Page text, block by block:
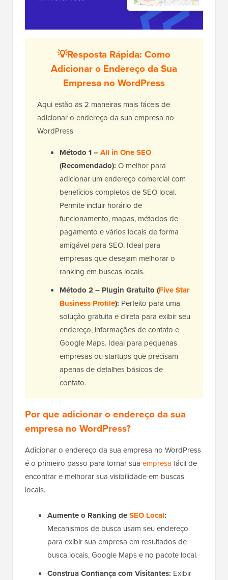
💡Resposta Rápida: Como
Adicionar o Endereço da Sua
Empresa no WordPress
Aqui estão as 2 maneiras mais fáceis de
adicionar o endereço da sua empresa no
WordPress
Método 1 –All in One SEO
(Recomendado): O melhor para
adicionar um endereço comercial com
benefícios completos de SEO local.
Permite incluir horário de
funcionamento, mapas, métodos de
pagamento e vários locais de forma
amigável para SEO. Ideal para
empresas que desejam melhorar o
ranking em buscas locais.
Método 2 – Plugin Gratuito (Five Star
Business Profile): Perfeito para uma
solução gratuita e direta para exibir seu
endereço, informações de contato e
Google Maps. Ideal para pequenas
empresas ou startups que precisam
apenas de detalhes básicos de
contato.
Por que adicionar o endereço da sua
empresa no WordPress?
Adicionar o endereço da sua empresa no WordPress
é o primeiro passo para tornar sua empresa fácil de
encontrar e melhorar sua visibilidade em buscas
locais.
Aumente o Ranking deSEO Local:
Mecanismos de busca usam seu endereço
para exibir sua empresa em resultados de
busca locais, Google Maps e no pacote local.
Construa Confiança com Visitantes: Exibir